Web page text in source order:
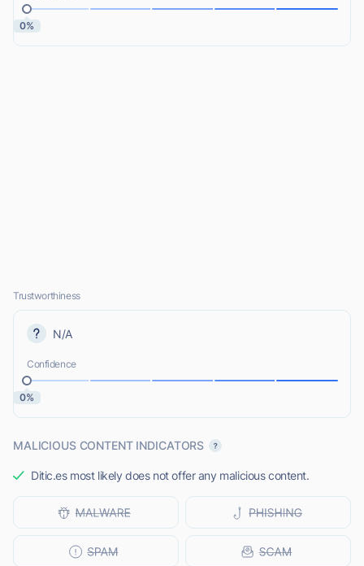
0%
Trustworthiness
N/A
Confidence
0%
MALICIOUS CONTENT INDICATORS
Ditic.es most likely does not offer any malicious content.